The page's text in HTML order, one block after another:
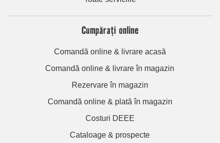
Cumpărați online
Comandă online & livrare acasă
Comandă online & livrare în magazin
Rezervare în magazin
Comandă online & plată în magazin
Costuri DEEE
Cataloage & prospecte